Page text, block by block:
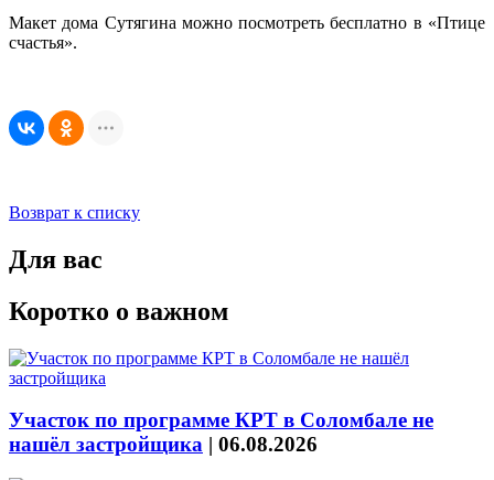
Макет дома Сутягина можно посмотреть бесплатно в «Птице
счастья».
Возврат к списку
Для вас
Коротко о важном
Участок по программе КРТ в Соломбале не
нашёл застройщика | 06.08.2026